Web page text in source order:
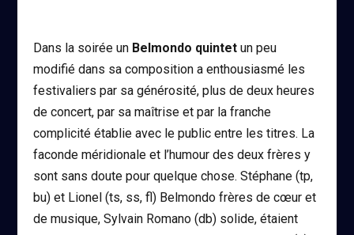
Dans la soirée un Belmondo quintet un peu
modifié dans sa composition a enthousiasmé les
festivaliers par sa générosité, plus de deux heures
de concert, par sa maîtrise et par la franche
complicité établie avec le public entre les titres. La
faconde méridionale et l’humour des deux frères y
sont sans doute pour quelque chose. Stéphane (tp,
bu) et Lionel (ts, ss, fl) Belmondo frères de cœur et
de musique, Sylvain Romano (db) solide, étaient